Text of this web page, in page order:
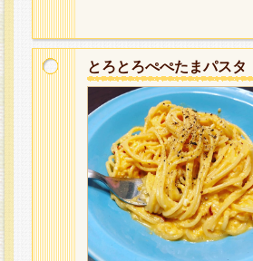
とろとろぺぺたまパスタ